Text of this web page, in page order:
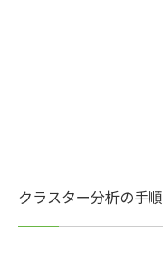
クラスター分析の手順